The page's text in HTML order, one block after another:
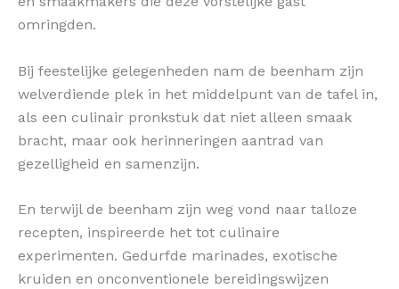
omringden.
Bij feestelijke gelegenheden nam de beenham zijn
welverdiende plek in het middelpunt van de tafel in,
als een culinair pronkstuk dat niet alleen smaak
bracht, maar ook herinneringen aantrad van
gezelligheid en samenzijn.
En terwijl de beenham zijn weg vond naar talloze
recepten, inspireerde het tot culinaire
experimenten. Gedurfde marinades, exotische
kruiden en onconventionele bereidingswijzen